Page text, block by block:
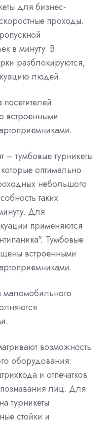
для бизнес-
проходы.
в минуту. В
разблокируются,
людей.
встроенными
тумбовые турникеты
оптимально
небольшого
таких
Для
применяются
Тумбовые
встроенными
маломобильного
возможность
оборудования:
и отпечатков
лиц. Для
турникеты
стойки и